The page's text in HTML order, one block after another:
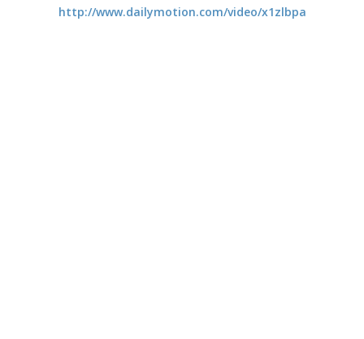
http://www.dailymotion.com/video/x1zlbpa